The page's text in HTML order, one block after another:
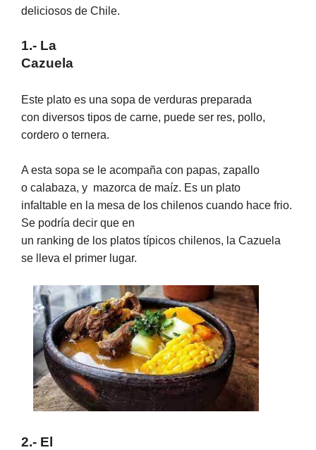
deliciosos de Chile.
1.- La
Cazuela
Este plato es una sopa de verduras preparada
con diversos tipos de carne, puede ser res, pollo,
cordero o ternera.
A esta sopa se le acompaña con papas, zapallo
o calabaza, y mazorca de maíz. Es un plato
infaltable en la mesa de los chilenos cuando hace frio.
Se podría decir que en
un ranking de los platos típicos chilenos, la Cazuela
se lleva el primer lugar.
2.- El